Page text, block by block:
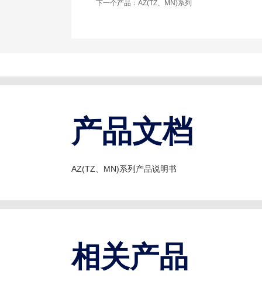
下一个产品： AZ(TZ、MN)系列
产品文档
AZ(TZ、MN)系列产品说明书
相关产品